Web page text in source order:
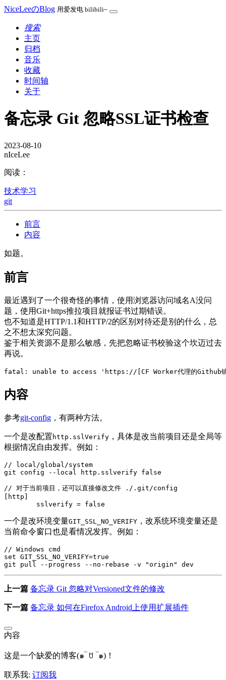
NiceLeeのBlog 用爱发电 bilibili~
搜索
主页
归档
音乐
收藏
时间轴
关于
备忘录 Git 忽略SSL证书检查
2023-08-10
nIceLee
阅读：
技术学习
git
前言
内容
如题。
前言
最近遇到了一个很奇怪的事情，使用浏览器访问域名A没问
题，使用Git+https推拉项目就报证书过期错误。
也不知道是HTTP/1.1和HTTP/2的区别对待还是别的什么，总
之不想太深究问题。
鉴于相关资源不是那么敏感，先把忽略证书校验这个坎迈过去
再说。
内容
参考git-config ，有两种方法。
一个是改配置 http.sslVerify ，具体是改当前项目还是全局等
根据情况自由发挥。例如：
// local/global/system
git config --local http.sslverify false
// 对于当前项目，还可以直接修改文件 ./.git/config
[http]
一个是改环境变量GIT_SSL_NO_VERIFY ，改系统环境变量还是
当前命令窗口也是看情况发挥。例如：
// Windows cmd
set GIT_SSL_NO_VERIFY=true
上一篇 备忘录 Git 忽略对Versioned文件的修改
下一篇 备忘录 如何在Firefox Android上使用扩展插件
内容
这是一个缺爱的博客(๑‾ ꇴ ‾๑)！
联系我: 订阅我